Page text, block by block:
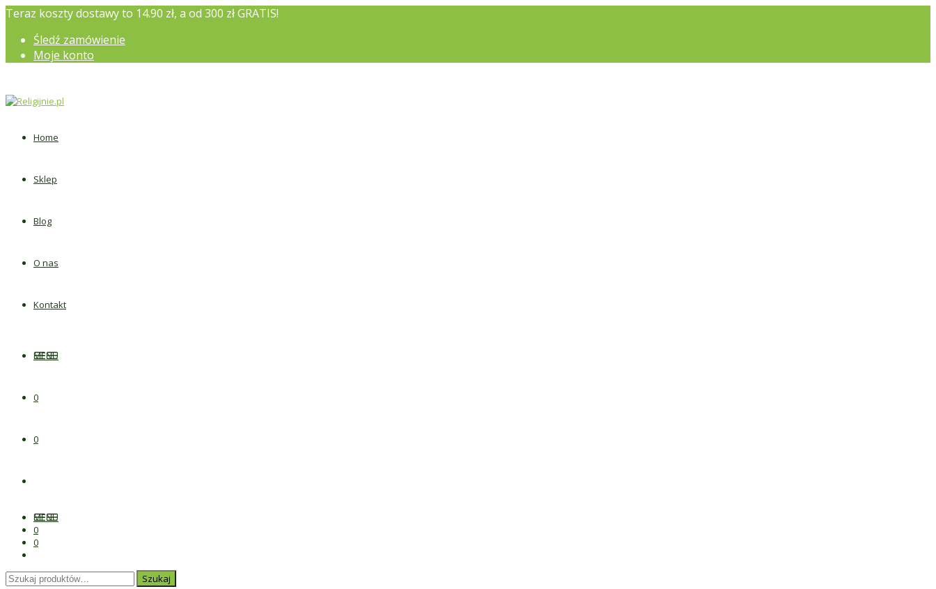
Teraz koszty dostawy to 14.90 zł, a od 300 zł GRATIS!
Śledź zamówienie
Moje konto
Home
Sklep
Blog
O nas
Kontakt
MENU
0
0
MENU
0
0
Szukaj: Szukaj